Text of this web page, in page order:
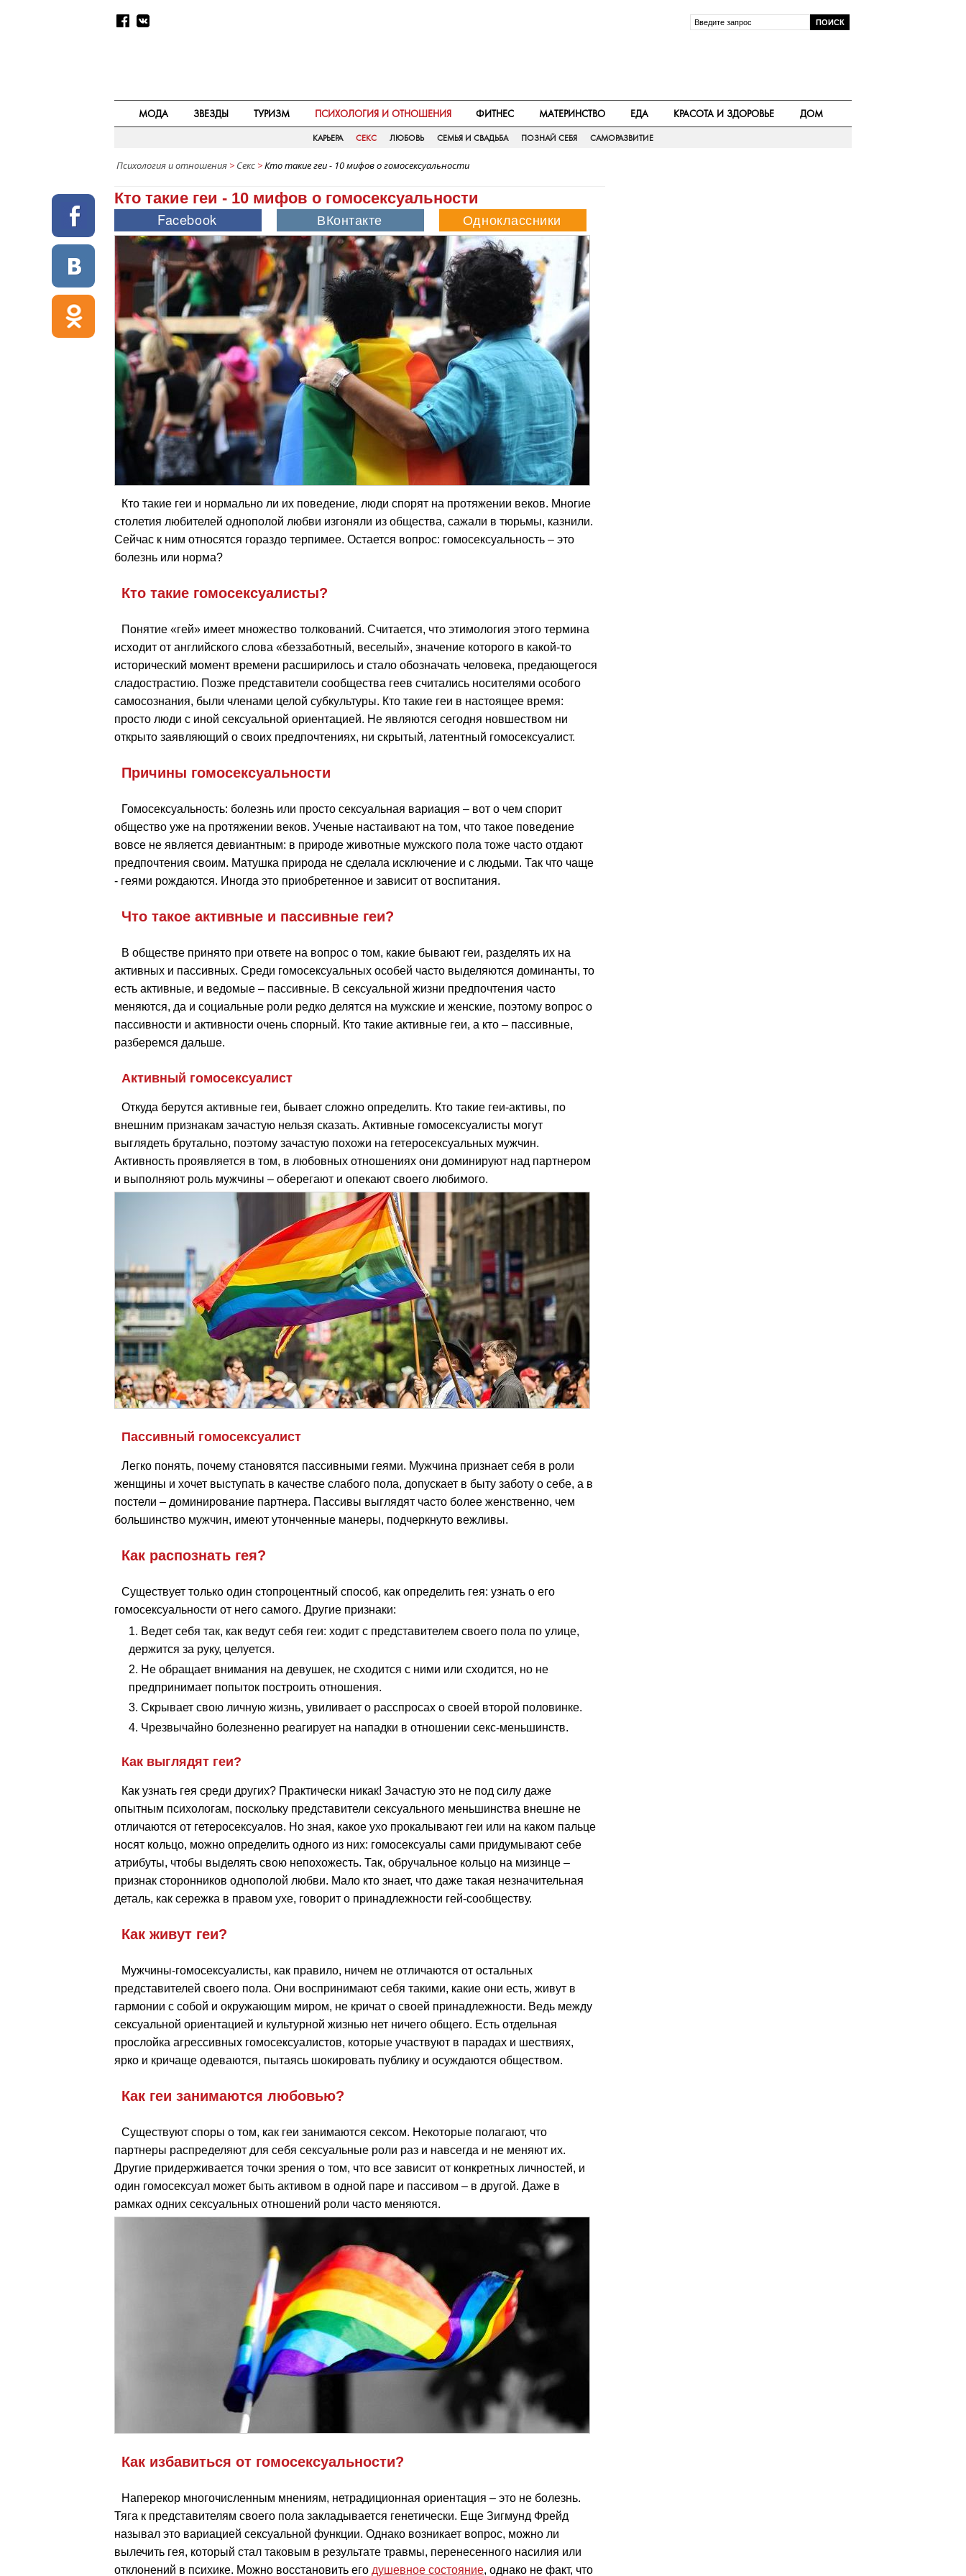
МОДА ЗВЕЗДЫ ТУРИЗМ ПСИХОЛОГИЯ И ОТНОШЕНИЯ ФИТНЕС МАТЕРИНСТВО ЕДА КРАСОТА И ЗДОРОВЬЕ ДОМ
КАРЬЕРА СЕКС ЛЮБОВЬ СЕМЬЯ И СВАДЬБА ПОЗНАЙ СЕБЯ САМОРАЗВИТИЕ
Психология и отношения > Секс >Кто такие геи - 10 мифов о гомосексуальности
Кто такие геи - 10 мифов о гомосексуальности
Кто такие геи и нормально ли их поведение, люди спорят на протяжении веков. Многие
столетия любителей однополой любви изгоняли из общества, сажали в тюрьмы, казнили.
Сейчас к ним относятся гораздо терпимее. Остается вопрос: гомосексуальность – это
болезнь или норма?
Кто такие гомосексуалисты?
Понятие «гей» имеет множество толкований. Считается, что этимология этого термина
исходит от английского слова «беззаботный, веселый», значение которого в какой-то
исторический момент времени расширилось и стало обозначать человека, предающегося
сладострастию. Позже представители сообщества геев считались носителями особого
самосознания, были членами целой субкультуры. Кто такие геи в настоящее время:
просто люди с иной сексуальной ориентацией. Не являются сегодня новшеством ни
открыто заявляющий о своих предпочтениях, ни скрытый, латентный гомосексуалист.
Причины гомосексуальности
Гомосексуальность: болезнь или просто сексуальная вариация – вот о чем спорит
общество уже на протяжении веков. Ученые настаивают на том, что такое поведение
вовсе не является девиантным: в природе животные мужского пола тоже часто отдают
предпочтения своим. Матушка природа не сделала исключение и с людьми. Так что чаще
- геями рождаются. Иногда это приобретенное и зависит от воспитания.
Что такое активные и пассивные геи?
В обществе принято при ответе на вопрос о том, какие бывают геи, разделять их на
активных и пассивных. Среди гомосексуальных особей часто выделяются доминанты, то
есть активные, и ведомые – пассивные. В сексуальной жизни предпочтения часто
меняются, да и социальные роли редко делятся на мужские и женские, поэтому вопрос о
пассивности и активности очень спорный. Кто такие активные геи, а кто – пассивные,
разберемся дальше.
Активный гомосексуалист
Откуда берутся активные геи, бывает сложно определить. Кто такие геи-активы, по
внешним признакам зачастую нельзя сказать. Активные гомосексуалисты могут
выглядеть брутально, поэтому зачастую похожи на гетеросексуальных мужчин.
Активность проявляется в том, в любовных отношениях они доминируют над партнером
и выполняют роль мужчины – оберегают и опекают своего любимого.
Пассивный гомосексуалист
Легко понять, почему становятся пассивными геями. Мужчина признает себя в роли
женщины и хочет выступать в качестве слабого пола, допускает в быту заботу о себе, а в
постели – доминирование партнера. Пассивы выглядят часто более женственно, чем
большинство мужчин, имеют утонченные манеры, подчеркнуто вежливы.
Как распознать гея?
Существует только один стопроцентный способ, как определить гея: узнать о его
гомосексуальности от него самого. Другие признаки:
Ведет себя так, как ведут себя геи: ходит с представителем своего пола по улице,
держится за руку, целуется.
Не обращает внимания на девушек, не сходится с ними или сходится, но не
предпринимает попыток построить отношения.
Скрывает свою личную жизнь, увиливает о расспросах о своей второй половинке.
Чрезвычайно болезненно реагирует на нападки в отношении секс-меньшинств.
Как выглядят геи?
Как узнать гея среди других? Практически никак! Зачастую это не под силу даже
опытным психологам, поскольку представители сексуального меньшинства внешне не
отличаются от гетеросексуалов. Но зная, какое ухо прокалывают геи или на каком пальце
носят кольцо, можно определить одного из них: гомосексуалы сами придумывают себе
атрибуты, чтобы выделять свою непохожесть. Так, обручальное кольцо на мизинце –
признак сторонников однополой любви. Мало кто знает, что даже такая незначительная
деталь, как сережка в правом ухе, говорит о принадлежности гей-сообществу.
Как живут геи?
Мужчины-гомосексуалисты, как правило, ничем не отличаются от остальных
представителей своего пола. Они воспринимают себя такими, какие они есть, живут в
гармонии с собой и окружающим миром, не кричат о своей принадлежности. Ведь между
сексуальной ориентацией и культурной жизнью нет ничего общего. Есть отдельная
прослойка агрессивных гомосексуалистов, которые участвуют в парадах и шествиях,
ярко и кричаще одеваются, пытаясь шокировать публику и осуждаются обществом.
Как геи занимаются любовью?
Существуют споры о том, как геи занимаются сексом. Некоторые полагают, что
партнеры распределяют для себя сексуальные роли раз и навсегда и не меняют их.
Другие придерживается точки зрения о том, что все зависит от конкретных личностей, и
один гомосексуал может быть активом в одной паре и пассивом – в другой. Даже в
рамках одних сексуальных отношений роли часто меняются.
Как избавиться от гомосексуальности?
Наперекор многочисленным мнениям, нетрадиционная ориентация – это не болезнь.
Тяга к представителям своего пола закладывается генетически. Еще Зигмунд Фрейд
называл это вариацией сексуальной функции. Однако возникает вопрос, можно ли
вылечить гея, который стал таковым в результате травмы, перенесенного насилия или
отклонений в психике. Можно восстановить его душевное состояние, однако не факт, что